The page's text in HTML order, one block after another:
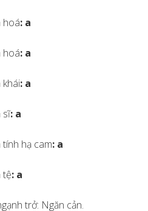
hoá: a
hoá: a
khái: a
sĩ: a
tính hạ cam: a
tệ: a
trở: Ngăn cản.